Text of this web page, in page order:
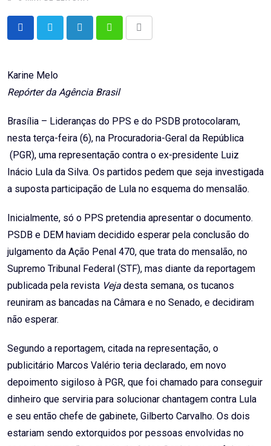
Karine Melo
Repórter da Agência Brasil
Brasília – Lideranças do PPS e do PSDB protocolaram,
nesta terça-feira (6), na Procuradoria-Geral da República
(PGR), uma representação contra o ex-presidente Luiz
Inácio Lula da Silva. Os partidos pedem que seja investigada
a suposta participação de Lula no esquema do mensalão.
Inicialmente, só o PPS pretendia apresentar o documento.
PSDB e DEM haviam decidido esperar pela conclusão do
julgamento da Ação Penal 470, que trata do mensalão, no
Supremo Tribunal Federal (STF), mas diante da reportagem
publicada pela revista Veja desta semana, os tucanos
reuniram as bancadas na Câmara e no Senado, e decidiram
não esperar.
Segundo a reportagem, citada na representação, o
publicitário Marcos Valério teria declarado, em novo
depoimento sigiloso à PGR, que foi chamado para conseguir
dinheiro que serviria para solucionar chantagem contra Lula
e seu então chefe de gabinete, Gilberto Carvalho. Os dois
estariam sendo extorquidos por pessoas envolvidas no